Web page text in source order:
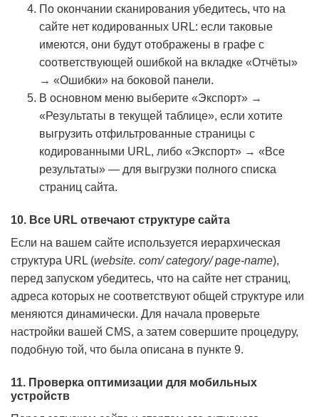
По окончании сканирования убедитесь, что на
сайте нет кодированных URL: если таковые
имеются, они будут отображены в графе с
соответствующей ошибкой на вкладке «Отчёты»
→ «Ошибки» на боковой панели.
В основном меню выберите «Экспорт» →
«Результаты в текущей таблице», если хотите
выгрузить отфильтрованные страницы с
кодированными URL, либо «Экспорт» → «Все
результаты» — для выгрузки полного списка
страниц сайта.
10. Все URL отвечают структуре сайта
Если на вашем сайте используется иерархическая
структура URL (website. com/ category/ page-name),
перед запуском убедитесь, что на сайте нет страниц,
адреса которых не соответствуют общей структуре или
меняются динамически. Для начала проверьте
настройки вашей CMS, а затем совершите процедуру,
подобную той, что была описана в пункте 9.
11. Проверка оптимизации для мобильных
устройств